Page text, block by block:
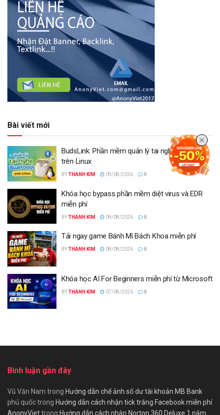
Bài viết mới
BudsLink: Phần mềm quản lý tai nghe Bluetooth
trên Linux
BYTHANH KIM 09/08/2026 0
Khóa học bypass phần mềm diệt virus và EDR
miễn phí
BYTHANH KIM 09/08/2026 0
Tải ngay game Bánh Mì Bách Khoa miễn phí
BYTHANH KIM 08/08/2026 0
Khóa học AI For Beginners miễn phí từ Microsoft
BYTHANH KIM 07/08/2026 0
Bình luận gần đây
Vũ Văn Nam trong Hướng dẫn chế ảnh số dư tài khoản MB Bank
phú quốctrong Hướng dẫn cách nhận tick trắng Facebook miễn phí
AnonyViettrong Hướng dẫn cách nhận Norton 360 Deluxe 1 năm